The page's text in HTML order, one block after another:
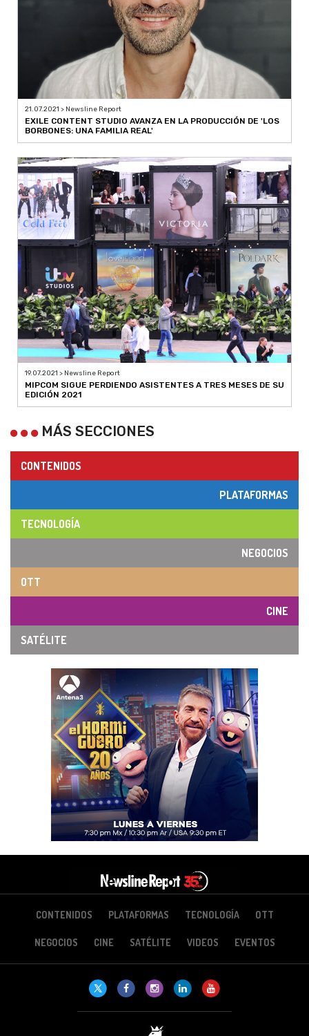
21.07.2021 > Newsline Report
EXILE CONTENT STUDIO AVANZA EN LA PRODUCCIÓN DE 'LOS
BORBONES: UNA FAMILIA REAL'
19.07.2021 > Newsline Report
MIPCOM SIGUE PERDIENDO ASISTENTES A TRES MESES DE SU
EDICIÓN 2021
MÁS SECCIONES
CONTENIDOS
PLATAFORMAS
TECNOLOGÍA
NEGOCIOS
OTT
CINE
SATÉLITE
CONTENIDOS PLATAFORMAS TECNOLOGÍA OTT
NEGOCIOS CINE SATÉLITE VIDEOS EVENTOS